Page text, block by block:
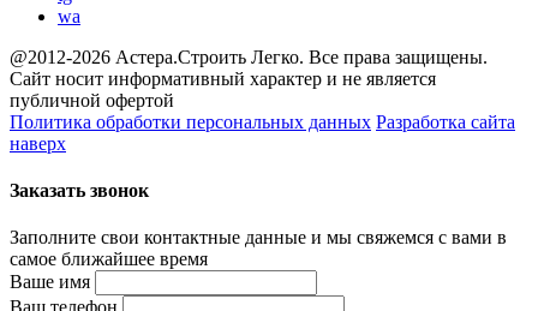
wa
@2012-2026 Астера.Строить Легко. Все права защищены.
Сайт носит информативный характер и не является
публичной офертой
Политика обработки персональных данных Разработка сайта
наверх
Заказать звонок
Заполните свои контактные данные и мы свяжемся с вами в
самое ближайшее время
Ваше имя